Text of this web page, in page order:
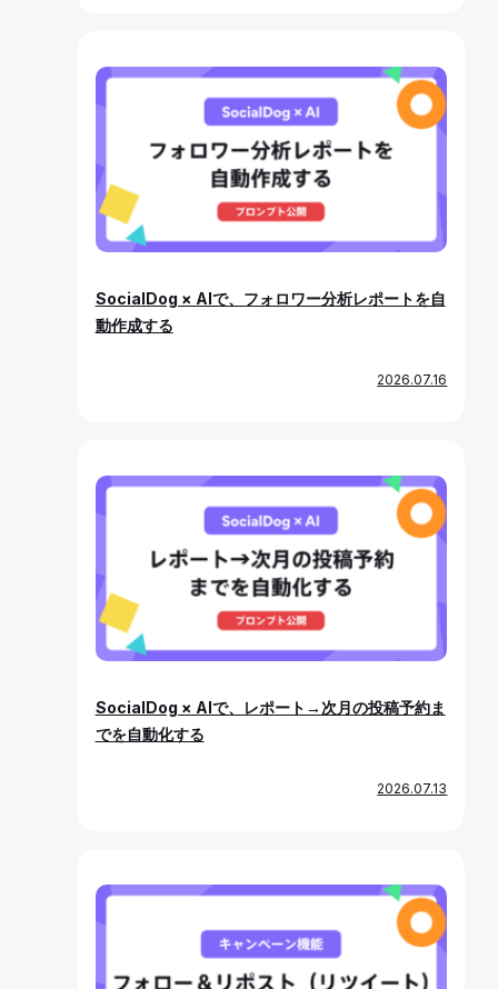
SocialDog × AIで、フォロワー分析レポートを自
動作成する
2026.07.16
SocialDog × AIで、レポート→次月の投稿予約ま
でを自動化する
2026.07.13